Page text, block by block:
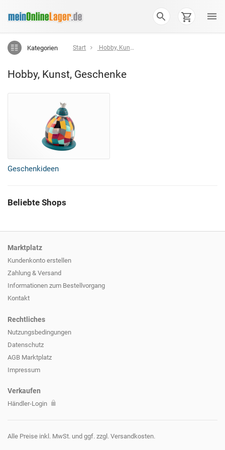
Kategorien Start Hobby, Kunst, Geschenke
Hobby, Kunst, Geschenke
Geschenkideen
Beliebte Shops
Marktplatz
Kundenkonto erstellen
Zahlung & Versand
Informationen zum Bestellvorgang
Kontakt
Rechtliches
Nutzungsbedingungen
Datenschutz
AGB Marktplatz
Impressum
Verkaufen
Händler-Login
Alle Preise inkl. MwSt. und ggf. zzgl. Versandkosten.